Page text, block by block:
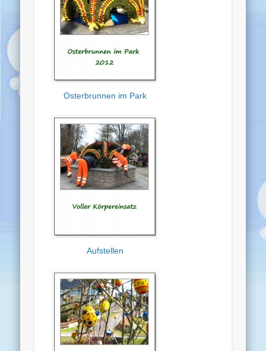
Osterbrunnen im Park
Aufstellen